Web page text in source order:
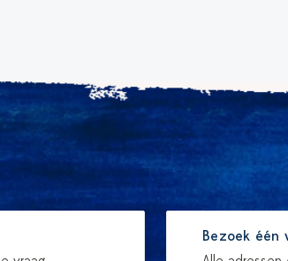
Bezoek één